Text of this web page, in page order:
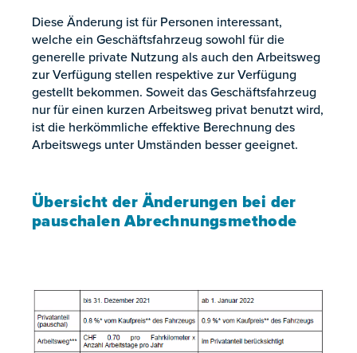
Diese Änderung ist für Personen interessant,
welche ein Geschäftsfahrzeug sowohl für die
generelle private Nutzung als auch den Arbeitsweg
zur Verfügung stellen respektive zur Verfügung
gestellt bekommen. Soweit das Geschäftsfahrzeug
nur für einen kurzen Arbeitsweg privat benutzt wird,
ist die herkömmliche effektive Berechnung des
Arbeitswegs unter Umständen besser geeignet.
Übersicht der Änderungen bei der
pauschalen Abrechnungsmethode